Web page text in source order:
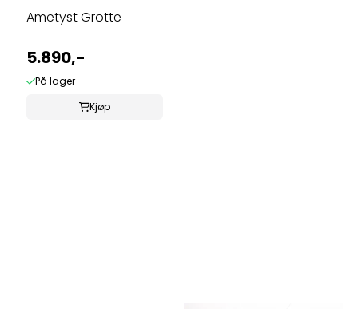
Ametyst Grotte
5.890,-
På lager
Kjøp